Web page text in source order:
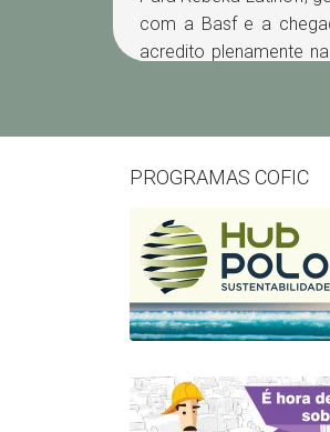
com a Basf e a
acredito plenamente
sua entrada em
Acrílico, o maior
fortaleceu também a
valor de acrílicos. A
fabricar mais de
matérias-primas para
materiais para
PROGRAMAS COFIC